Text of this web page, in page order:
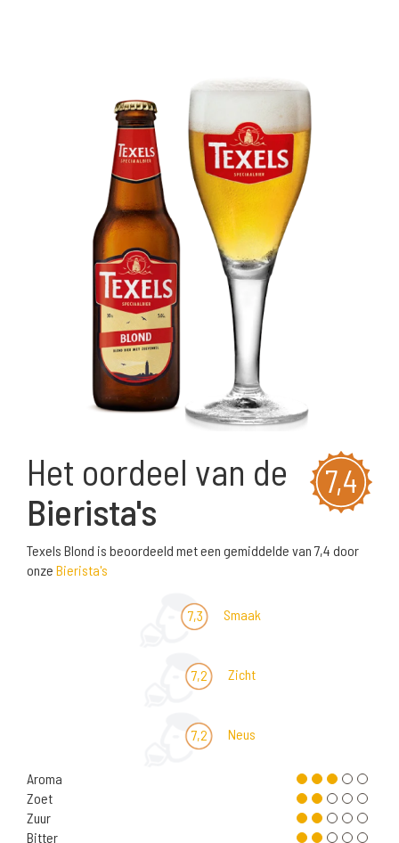
7,4
Het oordeel van de
Bierista's
Texels Blond is beoordeeld met een gemiddelde van 7,4 door
onze Bierista's
7,3 Smaak
7,2 Zicht
7,2 Neus
Aroma
Zoet
Zuur
Bitter